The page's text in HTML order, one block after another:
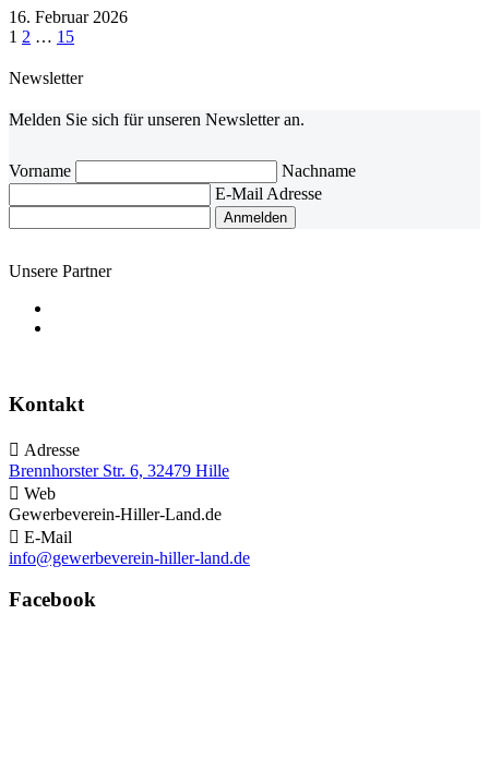
16. Februar 2026
1 2 … 15
Newsletter
Melden Sie sich für unseren Newsletter an.
Vorname
Nachname
E-Mail Adresse
Anmelden
Unsere Partner
Kontakt
 Adresse
Brennhorster Str. 6, 32479 Hille
 Web
Gewerbeverein-Hiller-Land.de
 E-Mail
info@gewerbeverein-hiller-land.de
Facebook